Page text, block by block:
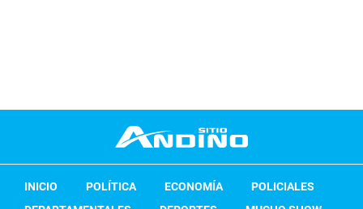
INICIO POLÍTICA ECONOMÍA
POLICIALES